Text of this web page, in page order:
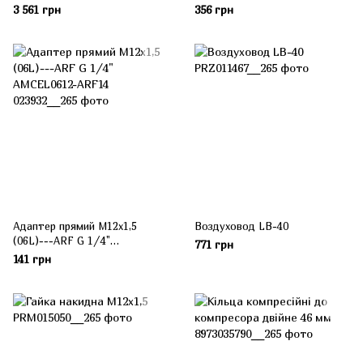
3 561 грн 356 грн
Адаптер прямий М12х1,5
(06L)---ARF G 1/4"
AMCEL0612-ARF14
141 грн
Воздуховод LB-40
771 грн